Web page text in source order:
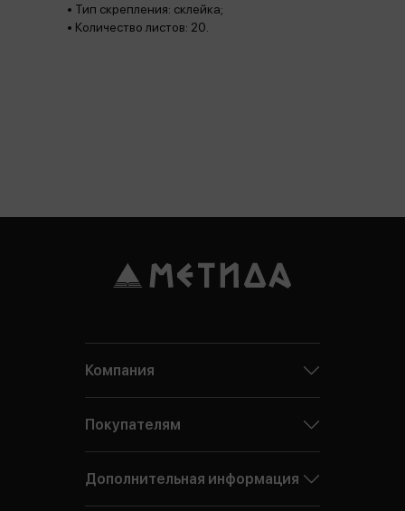
• Тип скрепления: склейка;
• Количество листов: 20.
Компания
Покупателям
Дополнительная информация